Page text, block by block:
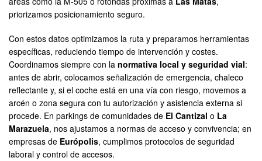
priorizamos posicionamiento seguro.
Con estos datos optimizamos la ruta y preparamos herramientas
específicas, reduciendo tiempo de intervención y costes.
Coordinamos siempre con la normativa local y seguridad vial:
antes de abrir, colocamos señalización de emergencia, chaleco
reflectante y, si el coche está en una vía con riesgo, movemos a
arcén o zona segura con tu autorización y asistencia externa si
procede. En parkings de comunidades de El Cantizal o La
Marazuela, nos ajustamos a normas de acceso y convivencia; en
empresas de Európolis, cumplimos protocolos de seguridad
laboral y control de accesos.